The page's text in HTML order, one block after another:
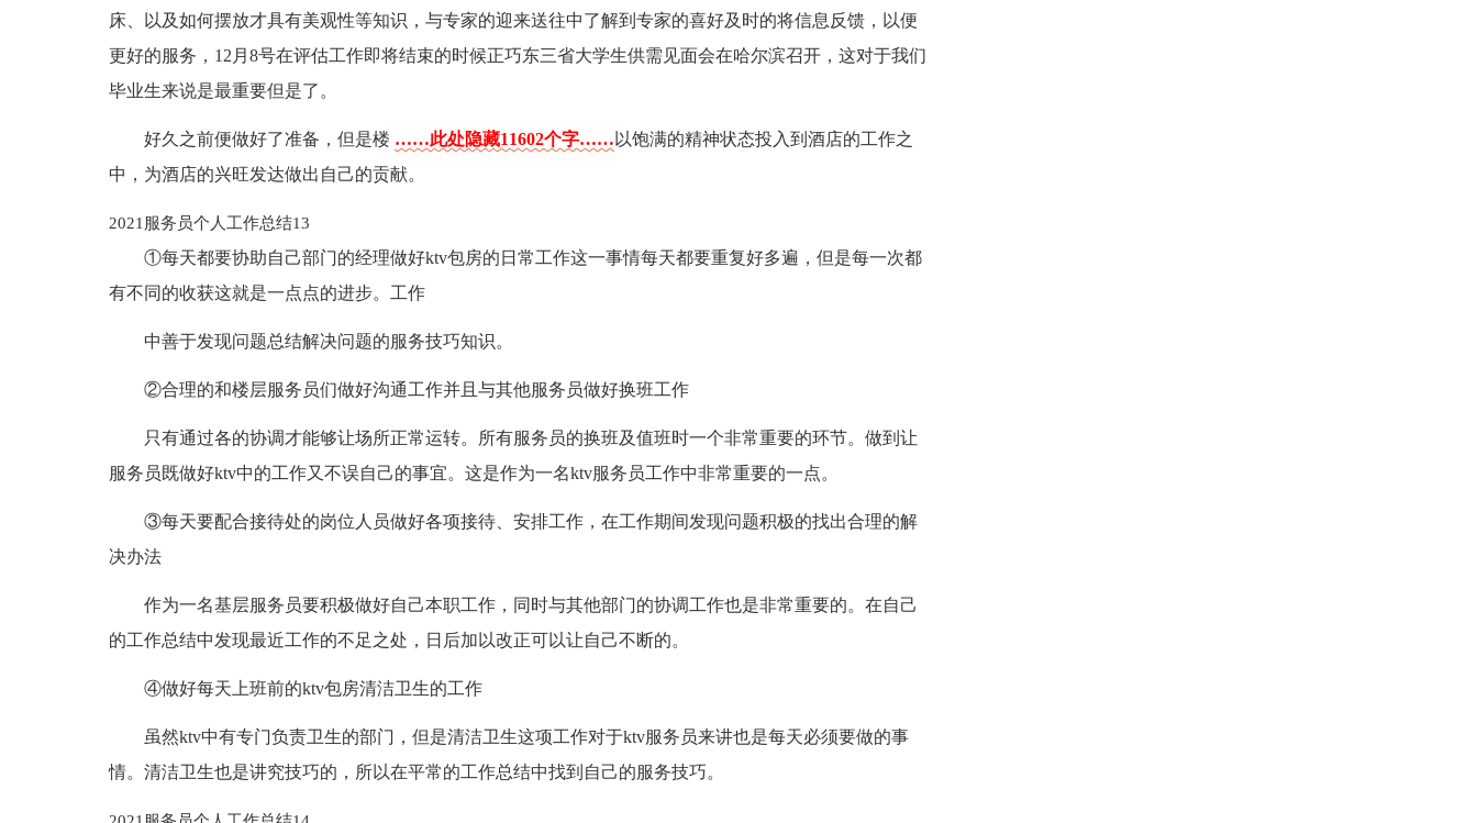
床、以及如何摆放才具有美观性等知识，与专家的迎来送往中了解到专家的喜好及时的将信息反馈，以便
更好的服务，12月8号在评估工作即将结束的时候正巧东三省大学生供需见面会在哈尔滨召开，这对于我们
毕业生来说是最重要但是了。
好久之前便做好了准备，但是楼 ……此处隐藏11602个字…… 以饱满的精神状态投入到酒店的工作之
中，为酒店的兴旺发达做出自己的贡献。
2021服务员个人工作总结13
①每天都要协助自己部门的经理做好ktv包房的日常工作这一事情每天都要重复好多遍，但是每一次都
有不同的收获这就是一点点的进步。工作
中善于发现问题总结解决问题的服务技巧知识。
②合理的和楼层服务员们做好沟通工作并且与其他服务员做好换班工作
只有通过各的协调才能够让场所正常运转。所有服务员的换班及值班时一个非常重要的环节。做到让
服务员既做好ktv中的工作又不误自己的事宜。这是作为一名ktv服务员工作中非常重要的一点。
③每天要配合接待处的岗位人员做好各项接待、安排工作，在工作期间发现问题积极的找出合理的解
决办法
作为一名基层服务员要积极做好自己本职工作，同时与其他部门的协调工作也是非常重要的。在自己
的工作总结中发现最近工作的不足之处，日后加以改正可以让自己不断的。
④做好每天上班前的ktv包房清洁卫生的工作
虽然ktv中有专门负责卫生的部门，但是清洁卫生这项工作对于ktv服务员来讲也是每天必须要做的事
情。清洁卫生也是讲究技巧的，所以在平常的工作总结中找到自己的服务技巧。